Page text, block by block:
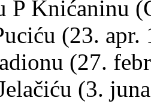
P Knićaninu
(23. apr.
(27.
(3.